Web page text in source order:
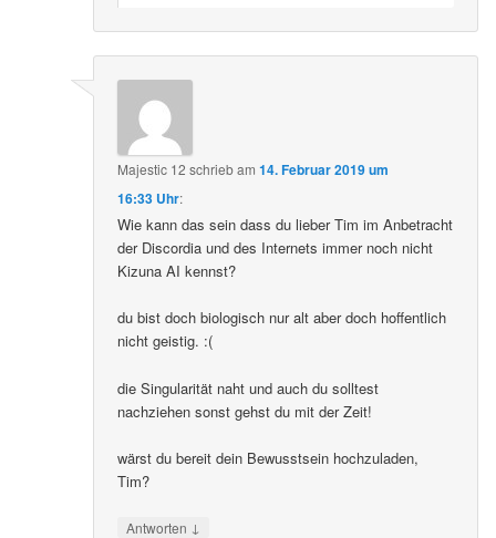
Majestic 12 schriebam14. Februar 2019 um
16:33 Uhr:
Wie kann das sein dass du lieber Tim im Anbetracht
der Discordia und des Internets immer noch nicht
Kizuna AI kennst?
du bist doch biologisch nur alt aber doch hoffentlich
nicht geistig. :(
die Singularität naht und auch du solltest
nachziehen sonst gehst du mit der Zeit!
wärst du bereit dein Bewusstsein hochzuladen,
Tim?
Antworten ↓